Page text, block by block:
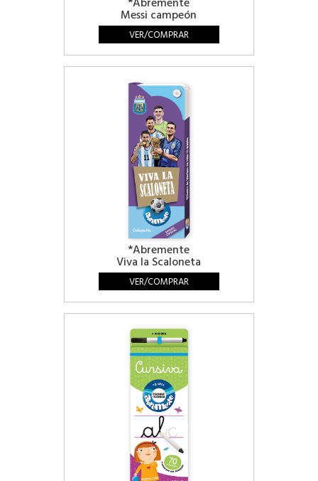
Messi campeón
VER/COMPRAR
*Abremente
Viva la Scaloneta
VER/COMPRAR